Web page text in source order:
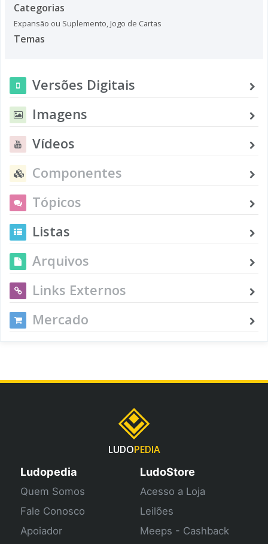
Categorias
Expansão ou Suplemento, Jogo de Cartas
Temas
Versões Digitais
Imagens
Vídeos
Componentes
Tópicos
Listas
Arquivos
Links Externos
Mercado
LUDOPEDIA
Ludopedia
Quem Somos
Fale Conosco
Apoiador
LudoStore
Acesso a Loja
Leilões
Meeps - Cashback